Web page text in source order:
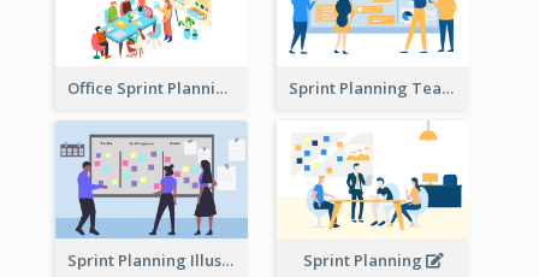
Office Sprint Planning Sprint Planning Team
Sprint Planning Illustration Sprint Planning